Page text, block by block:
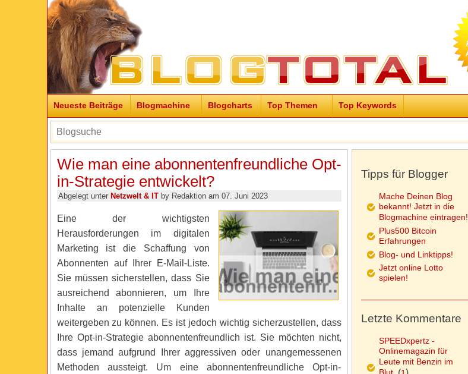
Neueste Beiträge Blogmachine Blogcharts Top Themen Top Keywords
Wie man eine abonnentenfreundliche Opt-
in-Strategie entwickelt?
Abgelegt unter Netzwelt & ITby Redaktion am 07. Juni 2023
Eine der wichtigsten
Herausforderungen im digitalen
Marketing ist die Schaffung von
Abonnenten auf Ihrer E-Mail-Liste.
Sie müssen sicherstellen, dass Sie
ausreichend abonnieren, um Ihre
Inhalte an potenzielle Kunden
weitergeben zu können. Es ist jedoch wichtig sicherzustellen, dass
Ihre Opt-in-Strategie abonnentenfreundlich ist. Sie möchten nicht,
dass jemand aufgrund Ihrer aggressiven oder unangemessenen
Methoden aussteigt. Um eine abonnentenfreundliche Opt-in-
Tipps für Blogger
Mache Deinen Blog
bekannt! Jetzt in die
Blogmachine eintragen!
Plus500 Bitcoin
Erfahrungen
Blog- und Linktipps!
Jetzt online Lotto
spielen!
Letzte Kommentare
SPEEDxpertz -
Onlinemagazin für
Leute mit Benzin im